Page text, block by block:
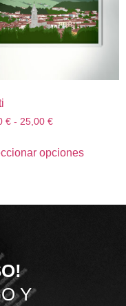
€ - 25,00 €
opciones
Y